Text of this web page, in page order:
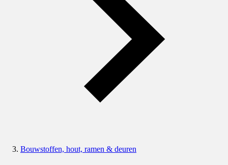
Bouwstoffen, hout, ramen & deuren